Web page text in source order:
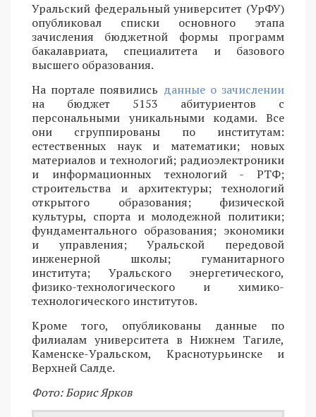
Уральский федеральный университет (УрФУ)
опубликовал списки основного этапа
зачисления бюджетной формы программ
бакалавриата, специалитета и базового
высшего образования.
На портале появились данные о зачислении
на бюджет 5153 абитуриентов с
персональными уникальными кодами. Все
они сгруппированы по институтам:
естественных наук и математики; новых
материалов и технологий; радиоэлектроники
и информационных технологий - РТФ;
строительства и архитектуры; технологий
открытого образования; физической
культуры, спорта и молодежной политики;
фундаментального образования; экономики
и управления; Уральской передовой
инженерной школы; гуманитарного
института; Уральского энергетического,
физико-технологического и химико-
технологического институтов.
Кроме того, опубликованы данные по
филиалам университета в Нижнем Тагиле,
Каменске-Уральском, Краснотурьинске и
Верхней Салде.
Фото: Борис Ярков